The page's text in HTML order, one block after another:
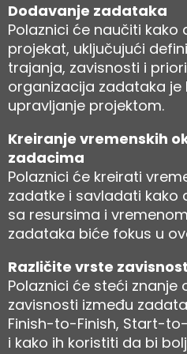
Dodavanje zadataka
Polaznici će naučiti
projekat, uključujući
trajanja, zavisnosti i
organizacija zadataka je
upravljanje projektom.
Kreiranje vremenskih
zadacima
Polaznici će kreirati
zadatke i savladati kako
sa resursima i
zadataka biće fokus u
Različite vrste zavisnosti
Polaznici će steći
zavisnosti između
Finish-to-Finish, Start-
i kako ih koristiti da bi